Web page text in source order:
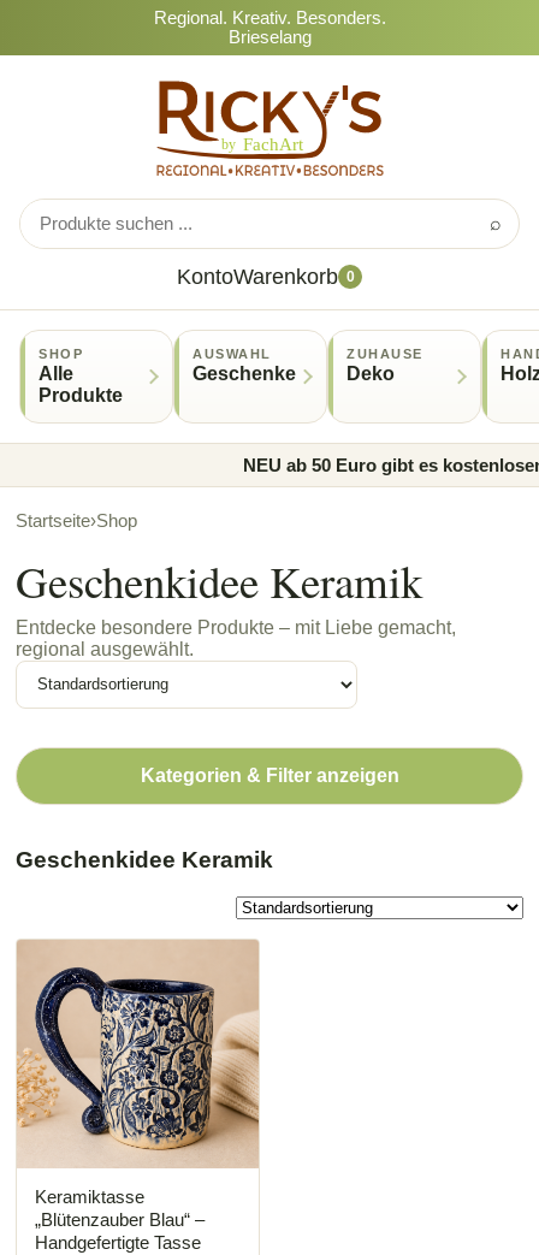
Regional. Kreativ. Besonders.
Brieselang
⌕
KontoWarenkorb 0
SHOP
Alle
Produkte
AUSWAHL
Geschenke
ZUHAUSE
Deko
NEU ab 50 Euro gibt es
Startseite›Shop
Geschenkidee Keramik
Entdecke besondere Produkte – mit Liebe gemacht,
regional ausgewählt.
Kategorien & Filter anzeigen
Geschenkidee Keramik
Keramiktasse
„Blütenzauber Blau“ –
Handgefertigte Tasse
Dieses
Produkt
weist
mehrere
Varianten
auf.
Die
Optionen
können
der
Produktseite
gewählt
werden